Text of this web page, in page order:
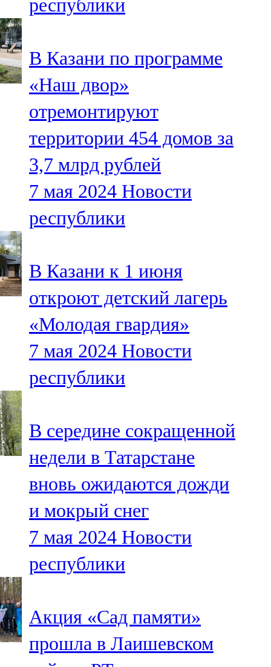
республики
В Казани по программе
«Наш двор»
отремонтируют
территории 454 домов за
3,7 млрд рублей
7 мая 2024 Новости
республики
В Казани к 1 июня
откроют детский лагерь
«Молодая гвардия»
7 мая 2024 Новости
республики
В середине сокращенной
недели в Татарстане
вновь ожидаются дожди
и мокрый снег
7 мая 2024 Новости
республики
Акция «Сад памяти»
прошла в Лаишевском